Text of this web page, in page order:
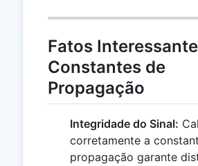
Fatos
Constantes de
Propagação
Integridade do Sinal:
corretamente a
propagação garante